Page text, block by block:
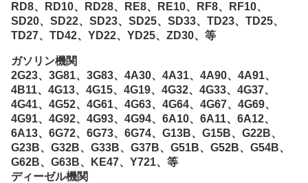
RD8、RD10、RD28、RE8、RE10、RF8、RF10、
SD20、SD22、SD23、SD25、SD33、TD23、TD25、
TD27、TD42、YD22、YD25、ZD30、等
ガソリン機関
2G23、3G81、3G83、4A30、4A31、4A90、4A91、
4B11、4G13、4G15、4G19、4G32、4G33、4G37、
4G41、4G52、4G61、4G63、4G64、4G67、4G69、
4G91、4G92、4G93、4G94、6A10、6A11、6A12、
6A13、6G72、6G73、6G74、G13B、G15B、G22B、
G23B、G32B、G33B、G37B、G51B、G52B、G54B、
G62B、G63B、KE47、Y721、等
ディーゼル機関